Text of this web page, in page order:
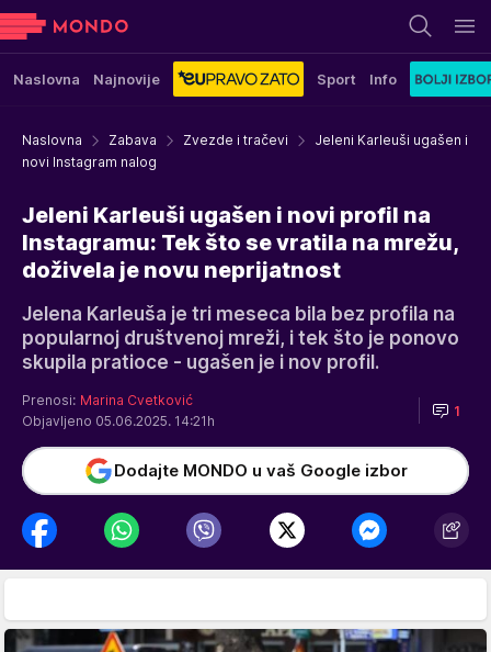
Naslovna Najnovije Sport Info
Naslovna Zabava Zvezde i tračevi
Jeleni Karleuši ugašen i
novi Instagram nalog
Jeleni Karleuši ugašen i novi profil na
Instagramu: Tek što se vratila na mrežu,
doživela je novu neprijatnost
Jelena Karleuša je tri meseca bila bez profila na
popularnoj društvenoj mreži, i tek što je ponovo
skupila pratioce - ugašen je i nov profil.
Prenosi: Marina Cvetković
Objavljeno 05.06.2025. 14:21h
1
Dodajte MONDO u vaš Google izbor